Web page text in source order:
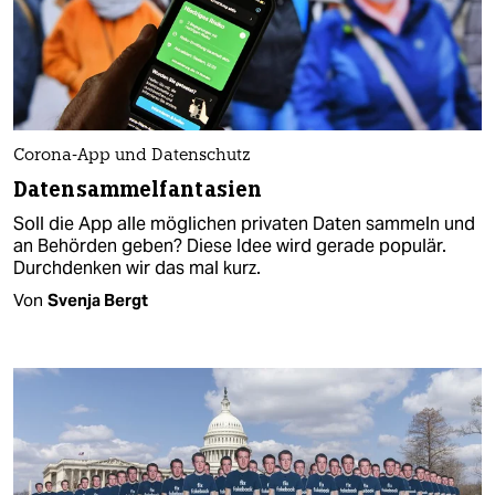
Corona-App und Datenschutz
Datensammelfantasien
Soll die App alle möglichen privaten Daten sammeln und
an Behörden geben? Diese Idee wird gerade populär.
Durchdenken wir das mal kurz.
Von Svenja Bergt